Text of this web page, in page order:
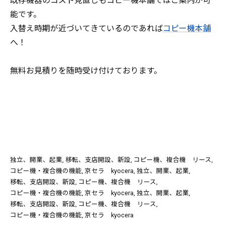
能です。
入替え時期が近づいてきているのであればコピー機本舗
へ！
無料お見積りを随時受け付けております。
独立、開業、起業 移転、支店開設、新設 コピー機、複合機 リース
コピー機・複合機の機能 京セラ kyocera 独立、開業、起業
移転、支店開設、新設 コピー機、複合機 リース
コピー機・複合機の機能 京セラ kyocera 独立、開業、起業
移転、支店開設、新設 コピー機、複合機 リース
コピー機・複合機の機能 京セラ kyocera